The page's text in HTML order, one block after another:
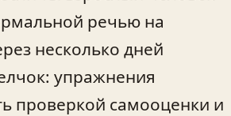
речью на
несколько дней
упражнения
проверкой самооценки и